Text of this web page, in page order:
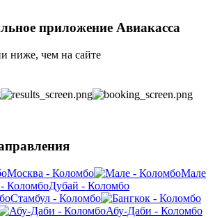
приложение Авиакасса
ниже, чем на сайте
Москва - Коломбо
Мале
Дубай - Коломбо
Стамбул - Коломбо
Абу-Даби - Коломбо